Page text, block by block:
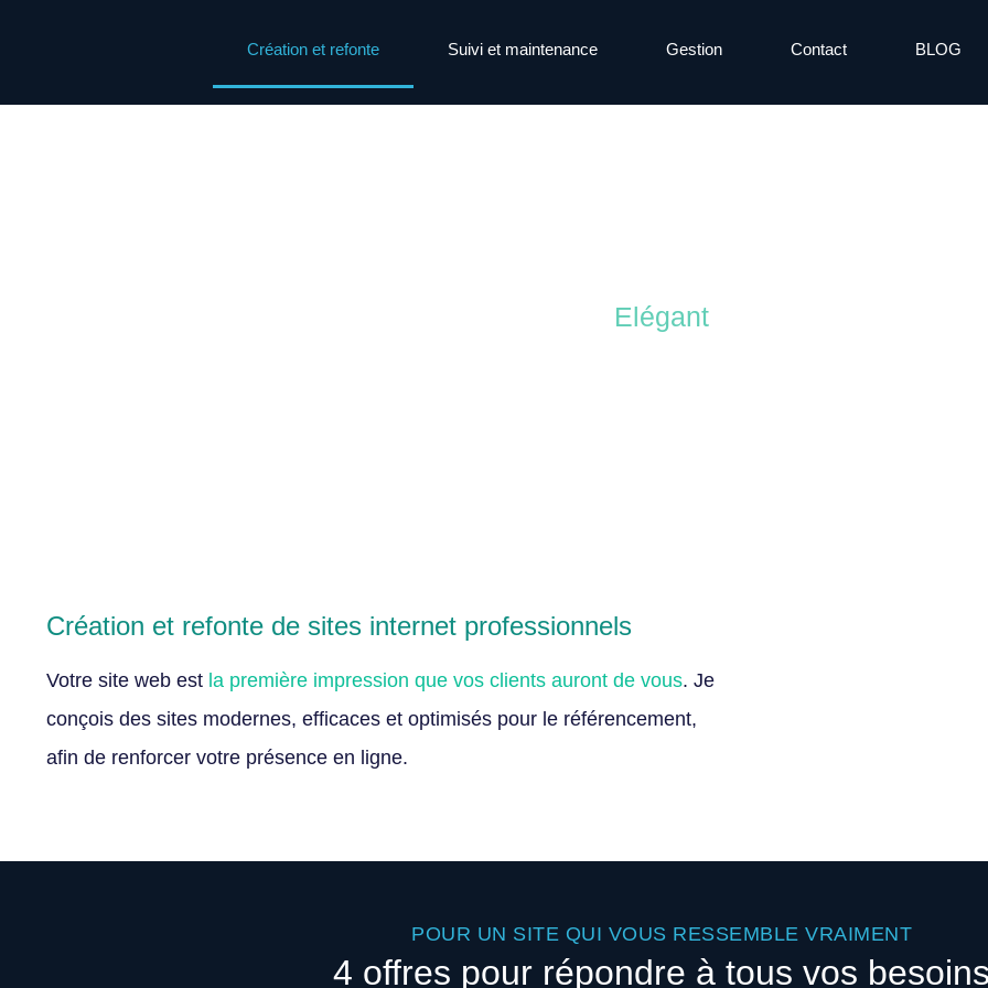
Création et refonte Suivi et maintenance Gestion Contact BLOG
Elégant
Création et refonte de sites internet professionnels
Votre site web est la première impression que vos clients auront de vous. Je
conçois des sites modernes, efficaces et optimisés pour le référencement,
afin de renforcer votre présence en ligne.
POUR UN SITE QUI VOUS RESSEMBLE VRAIMENT
4 offres pour répondre à tous vos